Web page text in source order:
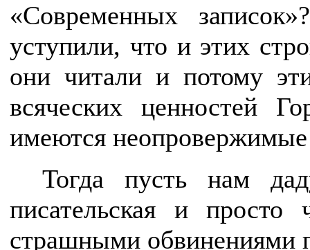
«Современных
уступили, что и этих
они читали и потому
всяческих ценностей
имеются неопровержимые
Тогда пусть нам
писательская и просто
страшными обвинениями